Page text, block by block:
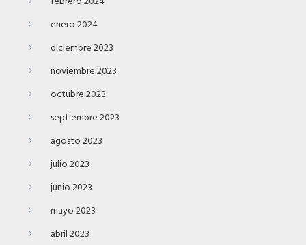
enero 2024
diciembre 2023
noviembre 2023
octubre 2023
septiembre 2023
agosto 2023
julio 2023
junio 2023
mayo 2023
abril 2023